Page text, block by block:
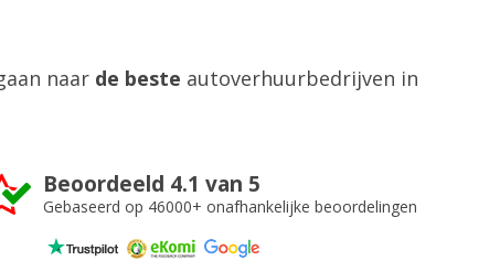
naar de beste autoverhuurbedrijven in
Beoordeeld 4.1 van 5
Gebaseerd op 46000+ onafhankelijke beoordelingen